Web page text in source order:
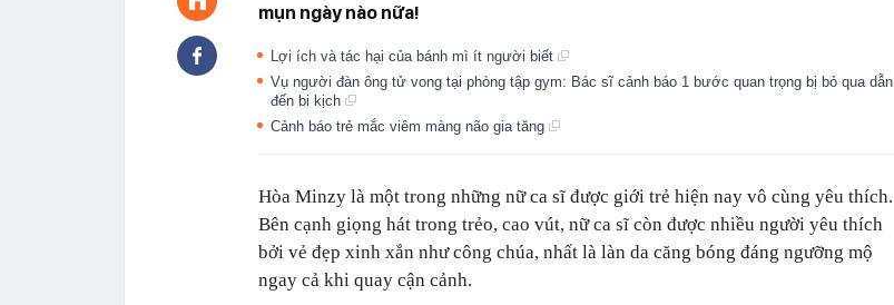
mụn ngày nào nữa!
Lợi ích và tác hại của bánh mì ít người biết
Vụ người đàn ông tử vong tại phòng tập gym: Bác sĩ cảnh báo 1 bước quan trọng bị bỏ qua dẫn
đến bi kịch
Cảnh báo trẻ mắc viêm màng não gia tăng
Hòa Minzy là một trong những nữ ca sĩ được giới trẻ hiện nay vô cùng yêu thích.
Bên cạnh giọng hát trong trẻo, cao vút, nữ ca sĩ còn được nhiều người yêu thích
bởi vẻ đẹp xinh xắn như công chúa, nhất là làn da căng bóng đáng ngưỡng mộ
ngay cả khi quay cận cảnh.